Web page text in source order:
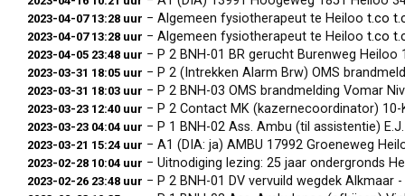
2023-04-07 13:28 uur − Algemeen fysiotherapeut te Heiloo t.co
2023-04-07 13:28 uur − Algemeen fysiotherapeut te Heiloo t.co
2023-04-05 23:48 uur − P 2 BNH-01 BR gerucht Burenweg Heiloo
2023-03-31 18:05 uur − P 2 (Intrekken Alarm Brw) OMS
2023-03-31 18:03 uur − P 2 BNH-03 OMS brandmelding Vomar
2023-03-23 12:40 uur − P 2 Contact MK (kazernecoordinator)
2023-03-23 04:04 uur − P 1 BNH-02 Ass. Ambu (til assistentie)
2023-03-21 15:24 uur − A1 (DIA: ja) AMBU 17992 Groeneweg
2023-02-28 10:04 uur − Uitnodiging lezing: 25 jaar ondergronds
2023-02-26 23:48 uur − P 2 BNH-01 DV vervuild wegdek